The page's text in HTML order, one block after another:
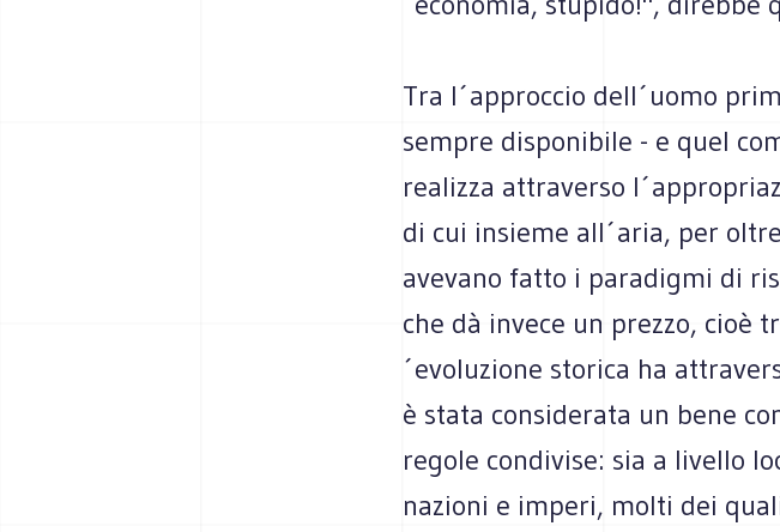
Tra l´approccio dell´uomo
sempre disponibile - e quel
realizza attraverso
di cui insieme all´aria, per
avevano fatto i paradigmi di
che dà invece un prezzo, cioè
´evoluzione storica ha
è stata considerata un bene
regole condivise: sia a livello
nazioni e imperi, molti dei